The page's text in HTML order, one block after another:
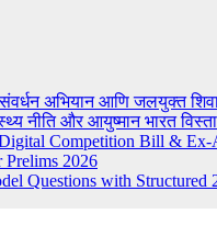
अभियान आणि जलयुक्त
नीति और आयुष्मान भारत
Competition Bill &
2026
Questions with Structured